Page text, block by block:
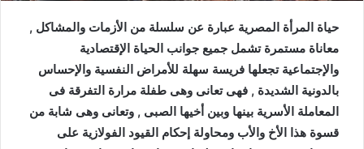
حياة المرأة المصرية عبارة عن سلسلة من الأزمات والمشاكل ,
معاناة مستمرة تشمل جميع جوانب الحياة الإقتصادية
والإجتماعية تجعلها فريسة سهلة للأمراض النفسية والإحساس
بالدونية الشديدة , فهى تعانى وهى طفلة مرارة التفرقة فى
المعاملة الأسرية بينها وبين أخيها الصبى , وتعانى وهى شابة من
قسوة هذا الأخ والأب ومحاولة إحكام القيود الفولازية على